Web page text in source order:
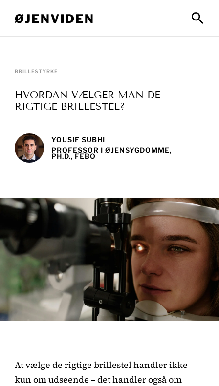
BRILLESTYRKE
HVORDAN VÆLGER MAN DE
RIGTIGE BRILLESTEL?
YOUSIF SUBHI
PROFESSOR I ØJENSYGDOMME,
PH.D., FEBO
At vælge de rigtige brillestel handler ikke
kun om udseende – det handler også om